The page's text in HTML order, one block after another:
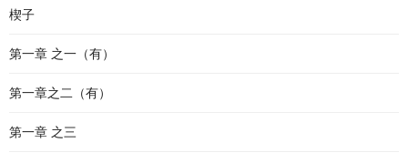
楔子
第一章 之一（有）
第一章之二（有）
第一章 之三